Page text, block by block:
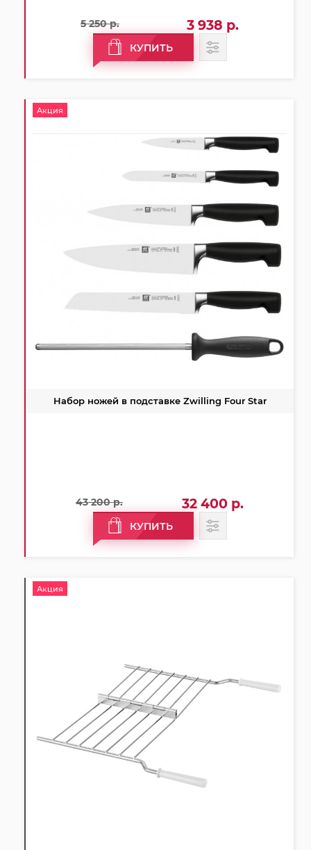
5 250 р. 3 938 р.
КУПИТЬ
Акция
Набор ножей в подставке Zwilling Four Star
43 200 р. 32 400 р.
КУПИТЬ
Акция